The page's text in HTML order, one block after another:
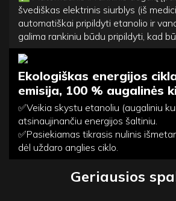
švediškas elektrinis siurblys (iš
automatiškai pripildyti etanolio ir
galima rankiniu būdu pripildyti, kad
Ekologiškas energijos
emisija, 100 % augalinės
✅Veikia skystu etanoliu (augaliniu
atsinaujinančiu energijos šaltiniu.
✅Pasiekiamas tikrasis nulinis
dėl uždaro anglies ciklo.
Geriausios